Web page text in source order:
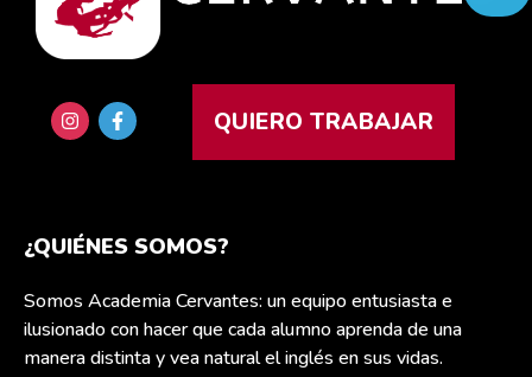
QUIERO TRABAJAR
¿QUIÉNES SOMOS?
Somos Academia Cervantes: un equipo entusiasta e
ilusionado con hacer que cada alumno aprenda de una
manera distinta y vea natural el inglés en sus vidas.